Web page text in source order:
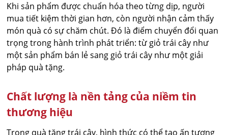
Khi sản phẩm được chuẩn hóa theo từng dịp, người
mua tiết kiệm thời gian hơn, còn người nhận cảm thấy
món quà có sự chăm chút. Đó là điểm chuyển đổi quan
trọng trong hành trình phát triển: từ giỏ trái cây như
một sản phẩm bán lẻ sang giỏ trái cây như một giải
pháp quà tặng.
Chất lượng là nền tảng của niềm tin
thương hiệu
Trong quà tặng trái cây, hình thức có thể tạo ấn tượng